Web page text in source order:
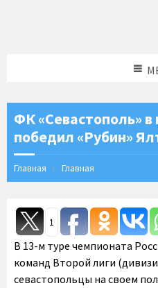
ФК «Севастополь»
победил «Рубин»
Главная Главная
1
В 13-м туре чемпионата
команд Второй лиги
севастопольцы на своем